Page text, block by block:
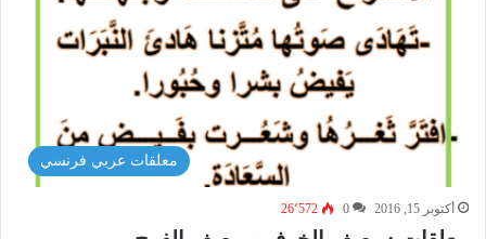
معلقات عربي فرنسي
أكتوبر 15, 2016 0 26٬572